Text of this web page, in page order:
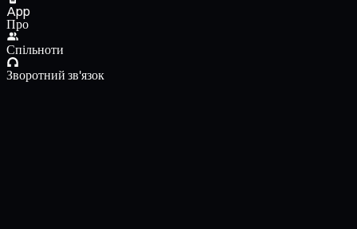
App
Про
Спільноти
Зворотний зв'язок